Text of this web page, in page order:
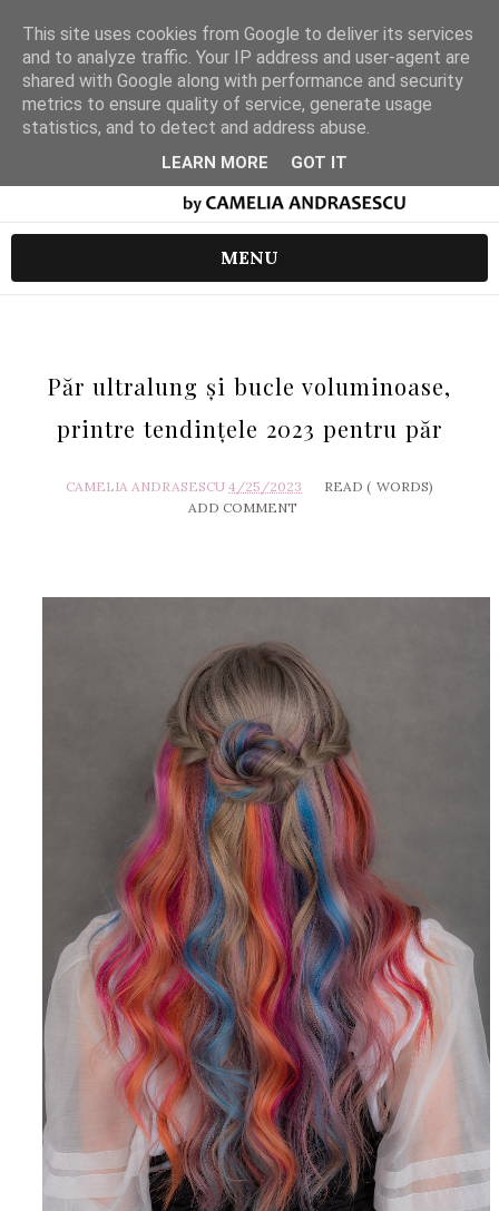
MENU
Păr ultralung și bucle voluminoase,
printre tendințele 2023 pentru păr
CAMELIA ANDRASESCU 4/25/2023 READ ( WORDS)
ADD COMMENT
This site uses cookies from Google to deliver its services
and to analyze traffic. Your IP address and user-agent are
shared with Google along with performance and security
metrics to ensure quality of service, generate usage
statistics, and to detect and address abuse.
LEARN MORE GOT IT